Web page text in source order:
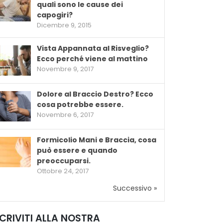
quali sono le cause dei
capogiri?
Dicembre 9, 2015
Vista Appannata al Risveglio?
Ecco perché viene al mattino
Novembre 9, 2017
Dolore al Braccio Destro? Ecco
cosa potrebbe essere.
Novembre 6, 2017
Formicolio Mani e Braccia, cosa
può essere e quando
preoccuparsi.
Ottobre 24, 2017
Successivo »
ALLA NOSTRA